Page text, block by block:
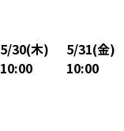
5/30(木)
10:00
5/31(金)
10:00